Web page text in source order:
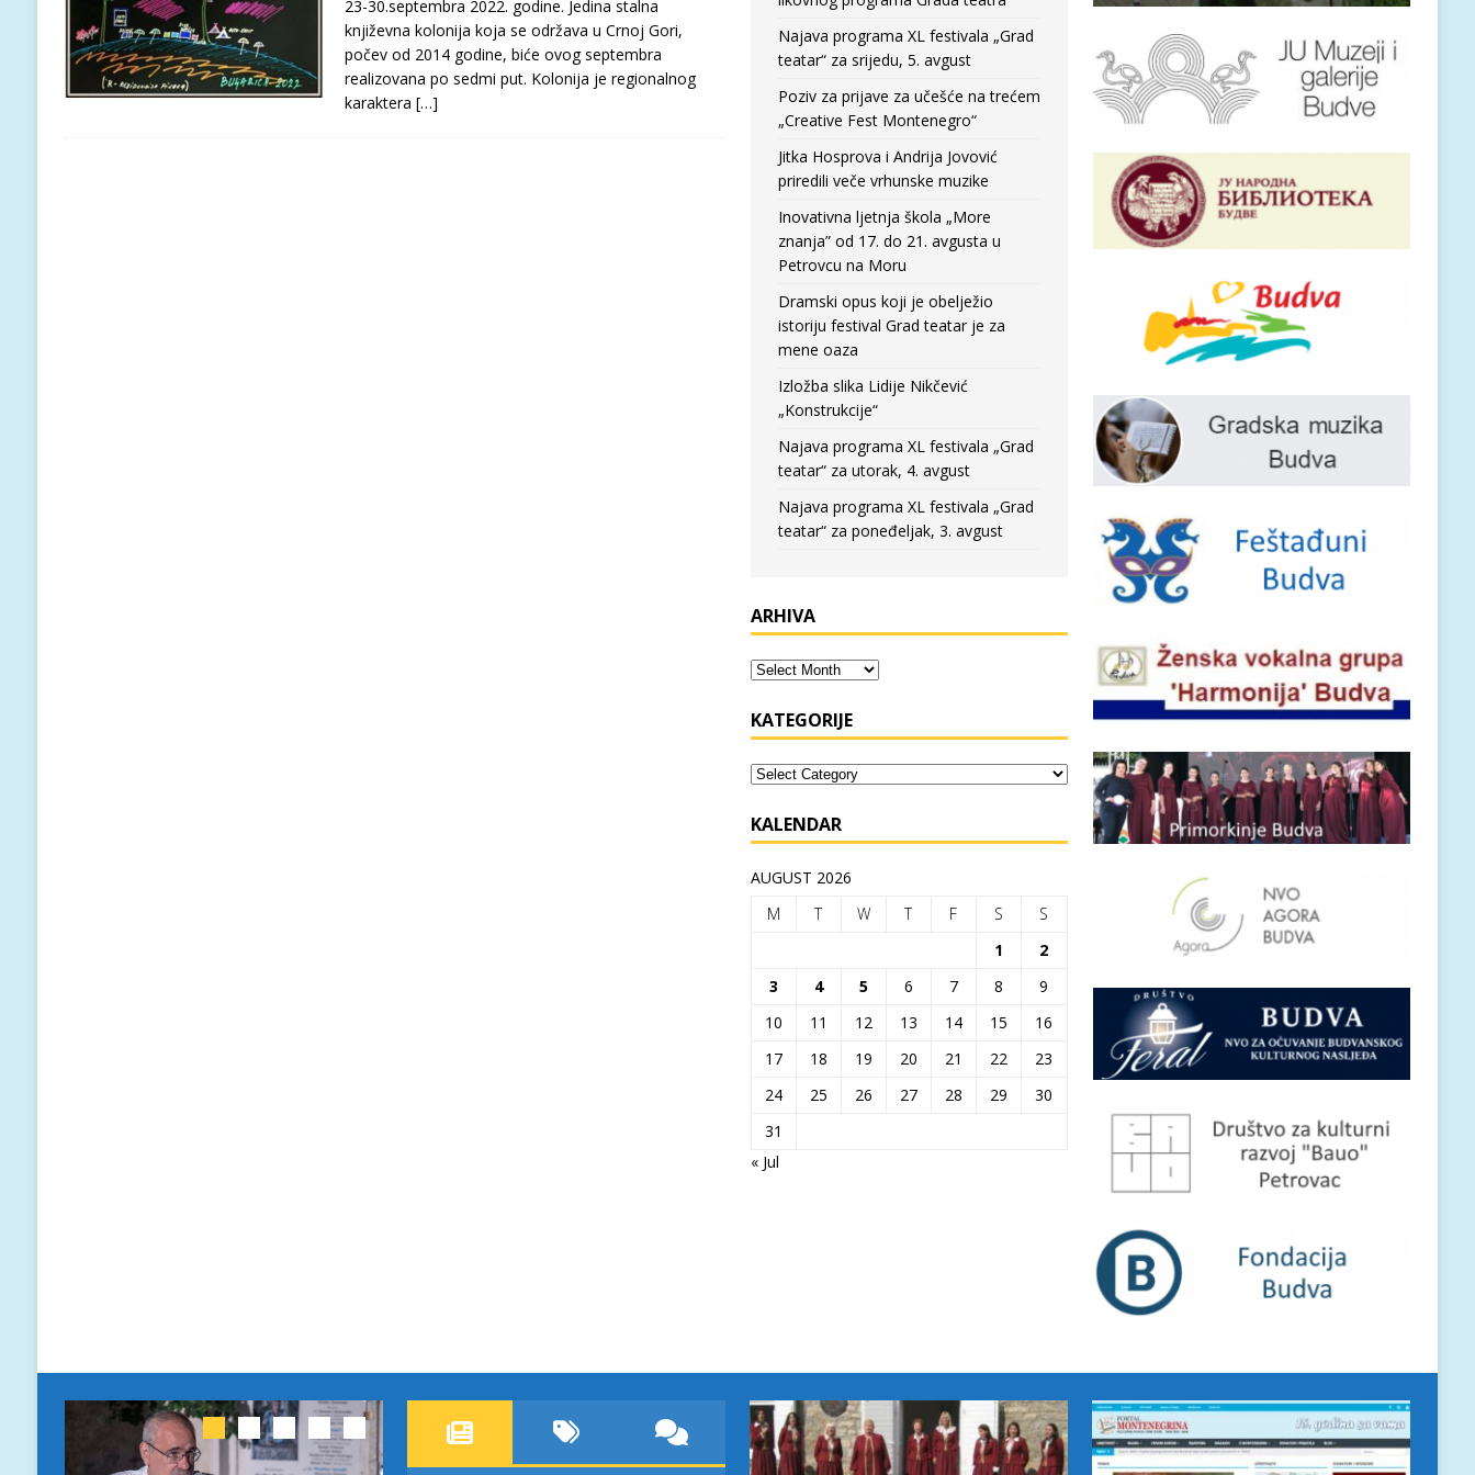
23-30.septembra 2022. godine. Jedina stalna
književna kolonija koja se održava u Crnoj Gori,
počev od 2014 godine, biće ovog septembra
realizovana po sedmi put. Kolonija je regionalnog
karaktera […]
Najava programa XL festivala „Grad
teatar“ za srijedu, 5. avgust
Poziv za prijave za učešće na trećem
„Creative Fest Montenegro“
Jitka Hosprova i Andrija Jovović
priredili veče vrhunske muzike
Inovativna ljetnja škola „More
znanja” od 17. do 21. avgusta u
Petrovcu na Moru
Dramski opus koji je obelježio
istoriju festival Grad teatar je za
mene oaza
Izložba slika Lidije Nikčević
„Konstrukcije“
Najava programa XL festivala „Grad
teatar“ za utorak, 4. avgust
Najava programa XL festivala „Grad
teatar“ za poneđeljak, 3. avgust
ARHIVA
KATEGORIJE
KALENDAR
AUGUST 2026
M
T W T F S
S
1
2
3
4 5 6 7 8
9
10
11 12 13 14 15
16
17
18 19 20 21 22
23
24
25 26 27 28 29
30
31
« Jul